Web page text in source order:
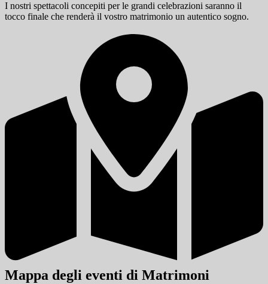
I nostri spettacoli concepiti per le grandi celebrazioni saranno il
tocco finale che renderà il vostro matrimonio un autentico sogno.
Mappa degli eventi di Matrimoni